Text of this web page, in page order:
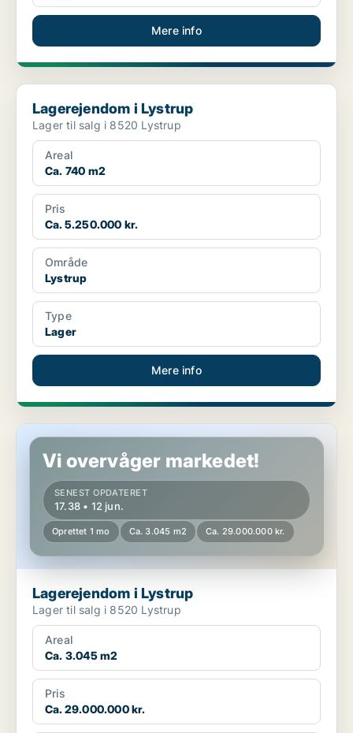
Mere info
Lagerejendom i Lystrup
Lagerejendom i Lystrup
Lager til salg i 8520 Lystrup
Areal
Ca. 740 m2
Pris
Ca. 5.250.000 kr.
Område
Lystrup
Type
Lager
Mere info
Lagerejendom i Lystrup
Vi overvåger markedet!
SENEST OPDATERET
17.38 • 12 jun.
Oprettet 1 mo Ca. 3.045 m2 Ca. 29.000.000 kr.
Lagerejendom i Lystrup
Lager til salg i 8520 Lystrup
Areal
Ca. 3.045 m2
Pris
Ca. 29.000.000 kr.